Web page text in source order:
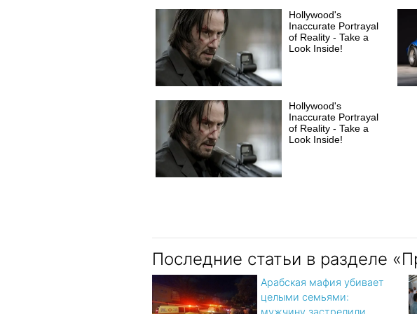
Hollywood's
Inaccurate Portrayal
of Reality - Take a
Look Inside!
Hollywood's
Inaccurate Portrayal
of Reality - Take a
Look Inside!
Последние статьи в разделе
Арабская мафия убивает
целыми семьями:
мужчину застрелили